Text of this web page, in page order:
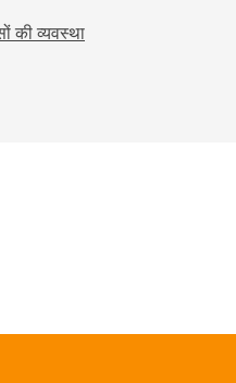
की व्यवस्था